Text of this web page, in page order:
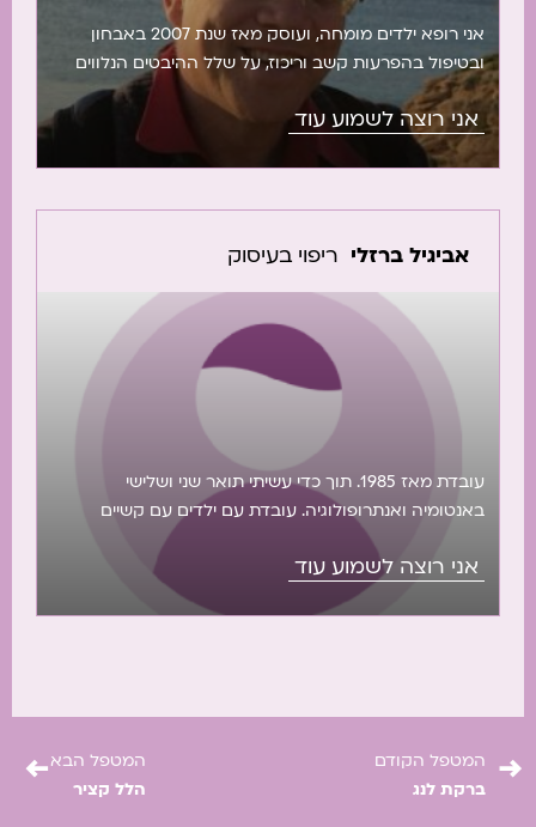
אני רופא ילדים מומחה, ועוסק מאז שנת 2007 באבחון
ובטיפול בהפרעות קשב וריכוז, על שלל ההיבטים הנלווים
להן – לרבות קשיים בלמידה, בהתנהגות ובתחום החברתי.
לעיתים קרובות קיימים גם מצבים נלווים נוספים, כגון חרדה,
קפדנות, הרטבת לילה או עצירות. במרפאתי אני מלווה
גיל מבוגר, תוך התאמה אישית […]
אני רוצה לשמוע עוד
אביגיל ברזלי ריפוי בעיסוק
עובדת מאז 1985. תוך כדי עשיתי תואר שני ושלישי
באנטומיה ואנתרופולוגיה. עובדת עם ילדים עם קשיים
התפתחותיים מגוונים, מדריכה הורים ומטפלים וגם צוות
ברק. פהטהקה ניסנבוים 3 תל אביב.
אני רוצה לשמוע עוד
→
המטפל הקודם
ברקת לנג
המטפל הבא
הלל קציר
←